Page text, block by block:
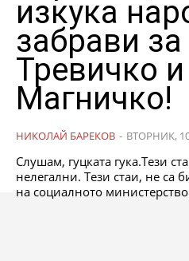
изкука
забрави
Тревичко
Магничко!
НИКОЛАЙ БАРЕКОВ - ВТОРНИК,
Слушам, гуцката гука.Тези
нелегални. Тези стаи, не са
на социалното